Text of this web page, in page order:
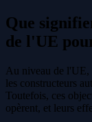
Que
de l'UE
Au niveau de l'UE,
les constructeurs
Toutefois, ces
opèrent, et leurs